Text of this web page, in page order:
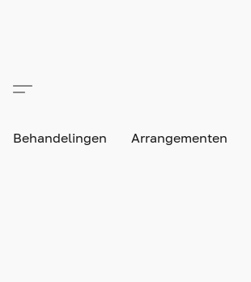
Behandelingen Arrangementen